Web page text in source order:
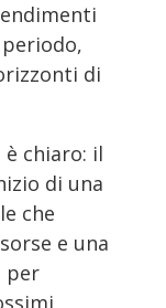
di
è chiaro: il
di una
che
e una
per